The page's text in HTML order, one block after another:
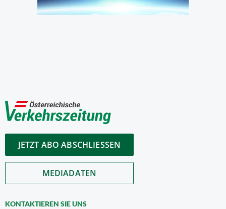
JETZT ABO ABSCHLIESSEN
MEDIADATEN
KONTAKTIEREN SIE UNS